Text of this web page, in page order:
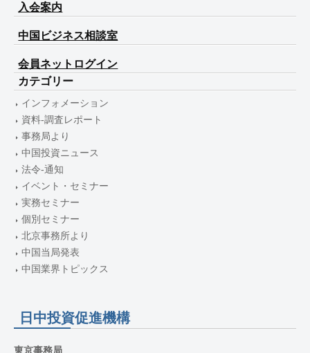
入会案内
中国ビジネス相談室
会員ネットログイン
カテゴリー
インフォメーション
資料-調査レポート
事務局より
中国投資ニュース
法令-通知
イベント・セミナー
実務セミナー
個別セミナー
北京事務所より
中国当局発表
中国業界トピックス
日中投資促進機構
東京事務局